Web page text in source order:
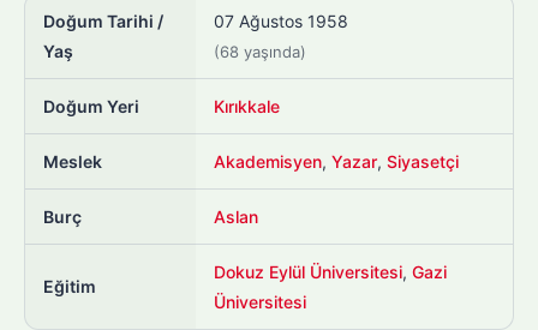
Doğum Tarihi /
Yaş
07 Ağustos 1958
(68 yaşında)
Doğum Yeri Kırıkkale
Meslek Akademisyen, Yazar, Siyasetçi
Burç Aslan
Eğitim
Dokuz Eylül Üniversitesi, Gazi
Üniversitesi